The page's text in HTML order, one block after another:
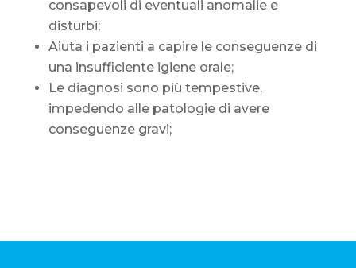
consapevoli di eventuali anomalie e
disturbi;
Aiuta i pazienti a capire le conseguenze di
una insufficiente igiene orale;
Le diagnosi sono più tempestive,
impedendo alle patologie di avere
conseguenze gravi;